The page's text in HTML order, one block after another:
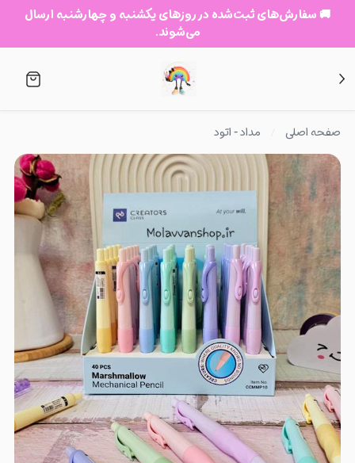
🚚 سفارش‌های ثبت‌شده در روزهای یکشنبه و چهارشنبه ارسال
می‌شوند.
صفحه اصلی مداد - اتود